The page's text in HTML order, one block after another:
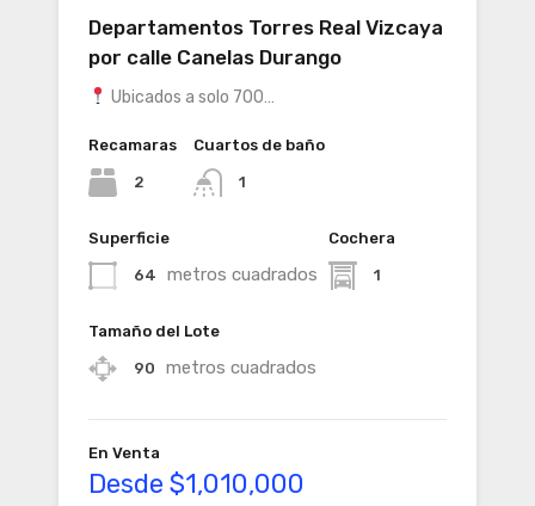
Departamentos Torres Real Vizcaya
por calle Canelas Durango
Ubicados a solo 700…
Recamaras
2
Cuartos de baño
1
Superficie
64 metros cuadrados
Cochera
1
Tamaño del Lote
90 metros cuadrados
En Venta
Desde $1,010,000